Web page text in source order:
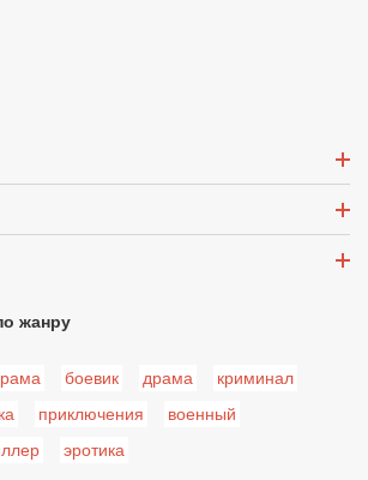
жанру
боевик драма
криминал
приключения
военный
эротика